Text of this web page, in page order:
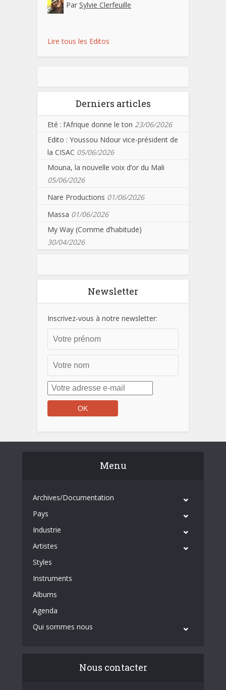
Par Sylvie Clerfeuille
Lire tous les Editos
Derniers articles
Eté : l’Afrique donne le ton 23/06/2026
Edito : Youssou Ndour vice-président de
la CISAC 05/06/2026
Mouna, la nouvelle voix d’or du Mali
05/06/2026
Nare Productions 01/06/2026
Massa 01/06/2026
My Way (Comme d’habitude)
30/04/2026
Newsletter
Inscrivez-vous à notre newsletter:
Menu
Archives/Documentation
Pays
Industrie
Artistes
Styles
Instruments
Albums
Agenda
Qui sommes nous
Nous contacter